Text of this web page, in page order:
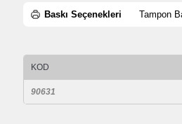
Baskı Seçenekleri Tampon
KOD
90631